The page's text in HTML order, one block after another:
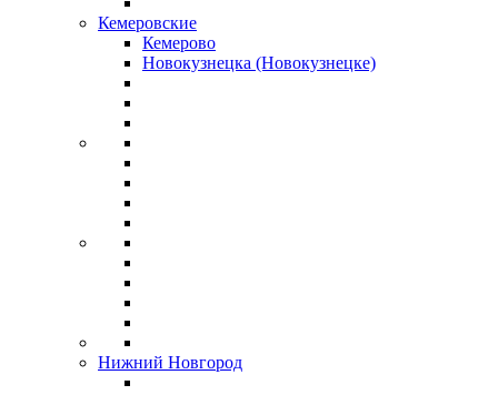
Кемеровские
Кемерово
Новокузнецка (Новокузнецке)
Нижний Новгород